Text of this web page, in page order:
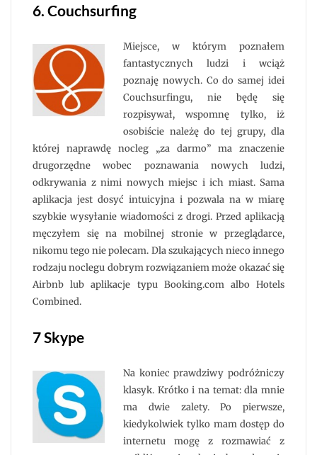
6. Couchsurfing
Miejsce, w którym poznałem
fantastycznych ludzi i wciąż
poznaję nowych. Co do samej idei
Couchsurfingu, nie będę się
rozpisywał, wspomnę tylko, iż
osobiście należę do tej grupy, dla
której naprawdę nocleg „za darmo” ma znaczenie
drugorzędne wobec poznawania nowych ludzi,
odkrywania z nimi nowych miejsc i ich miast. Sama
aplikacja jest dosyć intuicyjna i pozwala na w miarę
szybkie wysyłanie wiadomości z drogi. Przed aplikacją
męczyłem się na mobilnej stronie w przeglądarce,
nikomu tego nie polecam. Dla szukających nieco innego
rodzaju noclegu dobrym rozwiązaniem może okazać się
Airbnb lub aplikacje typu Booking.com albo Hotels
Combined.
7 Skype
Na koniec prawdziwy podróżniczy
klasyk. Krótko i na temat: dla mnie
ma dwie zalety. Po pierwsze,
kiedykolwiek tylko mam dostęp do
internetu mogę z rozmawiać z